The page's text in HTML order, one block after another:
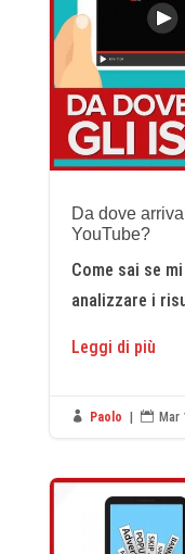
Da dove
YouTube?
Come sai se
analizzare i
Leggi di più
 Paolo  Mar